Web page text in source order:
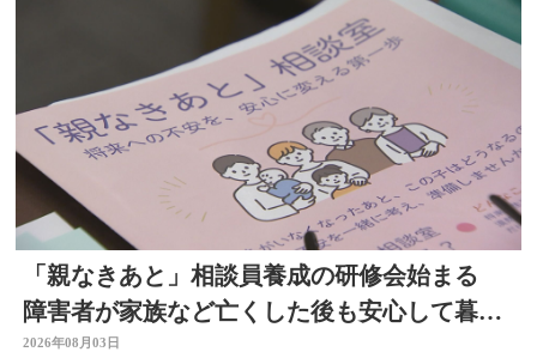
「親なきあと」相談員養成の研修会始まる
障害者が家族など亡くした後も安心して暮ら
せるように 大分
2026年08月03日